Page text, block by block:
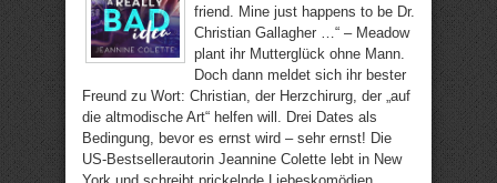
friend. Mine just happens to be Dr.
Christian Gallagher …“ – Meadow
plant ihr Mutterglück ohne Mann.
Doch dann meldet sich ihr bester
Freund zu Wort: Christian, der Herzchirurg, der „auf
die altmodische Art“ helfen will. Drei Dates als
Bedingung, bevor es ernst wird – sehr ernst! Die
US-Bestsellerautorin Jeannine Colette lebt in New